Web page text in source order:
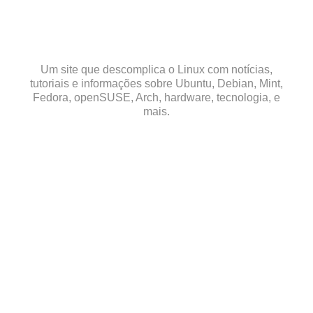
Um site que descomplica o Linux com notícias,
tutoriais e informações sobre Ubuntu, Debian, Mint,
Fedora, openSUSE, Arch, hardware, tecnologia, e
mais.